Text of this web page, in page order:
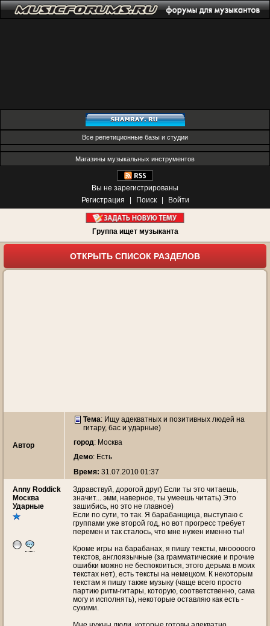
Все репетиционные базы и студии
Магазины музыкальных инструментов
Вы не зарегистрированы
Регистрация
Поиск Войти
Группа ищет музыканта
ОТКРЫТЬ СПИСОК РАЗДЕЛОВ
Автор
Тема: Ищу адекватных и позитивных людей на
гитару, бас и ударные)
город: Москва
Демо: Есть
Время: 31.07.2010 01:37
Anny Roddick
Москва
Ударные
Здравствуй, дорогой друг) Если ты это читаешь,
значит... эмм, наверное, ты умеешь читать) Это
зашибись, но это не главное)
Если по сути, то так. Я барабанщица, выступаю с
группами уже второй год, но вот прогресс требует
перемен и так сталось, что мне нужен именно ты!
Кроме игры на барабанах, я пишу тексты, мнооооого
текстов, англоязычные (за грамматические и прочие
ошибки можно не беспокоиться, этого дерьма в моих
текстах нет), есть тексты на немецком. К некоторым
текстам я пишу также музыку (чаще всего просто
партию ритм-гитары, которую, соответственно, сама
могу и исполнять), некоторые оставляю как есть -
сухими.